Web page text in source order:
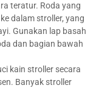
teratur. Roda yang
dalam stroller, yang
Gunakan lap basah
dan bagian bawah
kain stroller secara
Banyak stroller